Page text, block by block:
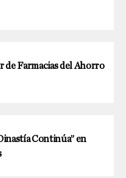
de Farmacias del Ahorro
Continúa” en